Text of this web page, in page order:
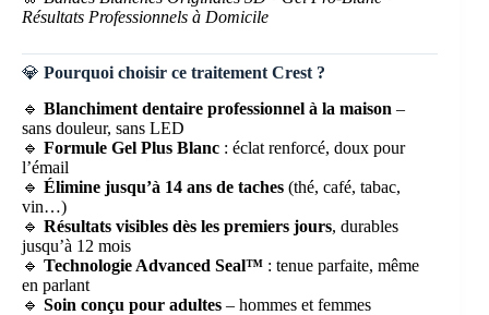
Résultats Professionnels à Domicile
💎 Pourquoi choisir ce traitement Crest ?
🔹 Blanchiment dentaire professionnel à la maison –
sans douleur, sans LED
🔹 Formule Gel Plus Blanc : éclat renforcé, doux pour
l’émail
🔹 Élimine jusqu’à 14 ans de taches (thé, café, tabac,
vin…)
🔹 Résultats visibles dès les premiers jours, durables
jusqu’à 12 mois
🔹 Technologie Advanced Seal™ : tenue parfaite, même
en parlant
🔹 Soin conçu pour adultes – hommes et femmes